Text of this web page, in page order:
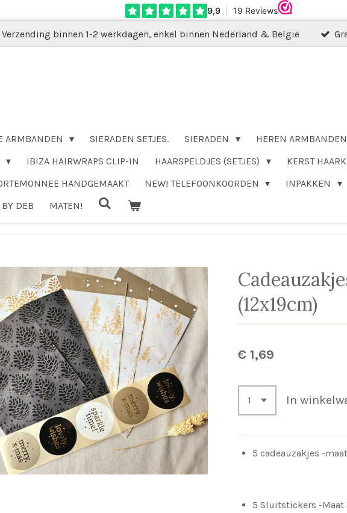
Verzending binnen 1-2 werkdagen, enkel binnen Nederland & België
ARMBANDEN SIERADEN SETJES. SIERADEN HEREN ARMBANDEN
IBIZA HAIRWRAPS CLIP-IN HAARSPELDJES (SETJES)
KERST
HANDGEMAAKT
NEW! TELEFOONKOORDEN INPAKKEN
DEB
MATEN!
(12x19cm)
€ 1,69
In
5 cadeauzakjes -
5 Sluitstickers -Maat